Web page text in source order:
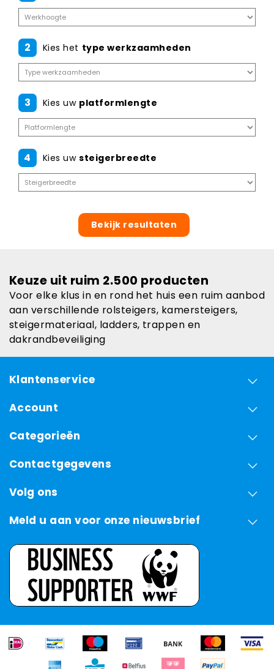
2 Kies het type werkzaamheden
3 Kies uw platformlengte
4 Kies uw steigerbreedte
Bekijk resultaten
Keuze uit ruim 2.500 producten
Voor elke klus in en rond het huis een ruim aanbod
aan verschillende rolsteigers, kamersteigers,
steigermateriaal, ladders, trappen en
dakrandbeveiliging
Klantenservice
Account
Categorieën
Contactgegevens
Volg ons
Meld u aan voor onze nieuwsbrief